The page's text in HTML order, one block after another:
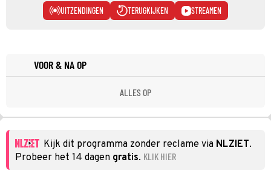
UITZENDINGEN TERUGKIJKEN STREAMEN
VOOR & NA OP
ALLES OP
Kijk dit programma zonder reclame via NLZIET.
Probeer het 14 dagen gratis. KLIK HIER